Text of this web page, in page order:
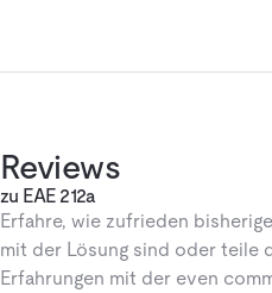
Reviews
zu EAE 212a
Erfahre, wie zufrieden
mit der Lösung sind oder teile
Erfahrungen mit der even